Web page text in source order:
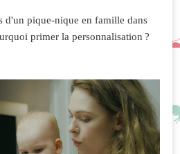
d'un pique-nique en famille dans
primer la personnalisation ?